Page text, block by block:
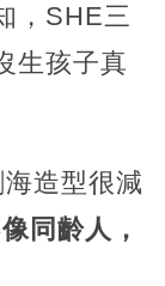
，SHE三
生孩子真
造型很減
同齡人，